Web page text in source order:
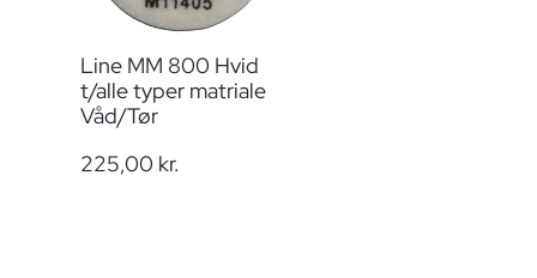
Line MM 800 Hvid
t/alle typer matriale
Våd/Tør
225,00 kr.